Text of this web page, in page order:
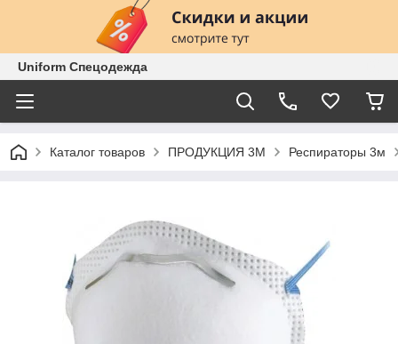
Uniform Спецодежда
Каталог товаров ПРОДУКЦИЯ 3М Респираторы 3м